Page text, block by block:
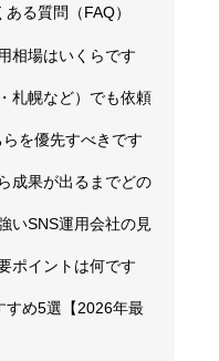
る質問（FAQ）
相場はいくらです
札幌など）でも依頼
を優先すべきです
成果が出るまでどの
いSNS運用会社の見
ポイントは何です
すめ5選【2026年最